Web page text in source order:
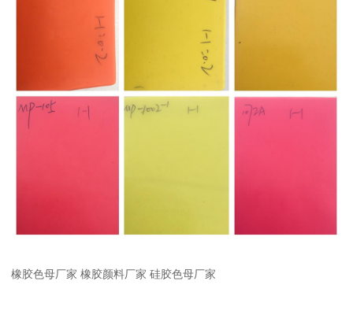
橡胶色母厂家 橡胶颜料厂家 硅胶色母厂家